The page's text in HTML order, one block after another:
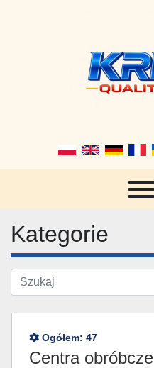
Kategorie
Ogółem: 47
Centra obróbcze